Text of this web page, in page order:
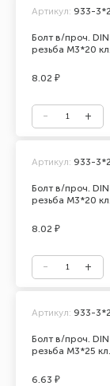
Болт в/проч.
резьба М3*20
Артикул: 933-
8.02 ₽
Болт в/проч.
резьба М3*20
Артикул: 933-
8.02 ₽
Болт в/проч.
резьба М3*25
Артикул: 933-
6.63 ₽